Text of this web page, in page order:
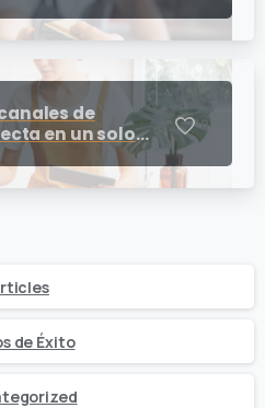
de
en un solo
restaurantes
0
de Éxito